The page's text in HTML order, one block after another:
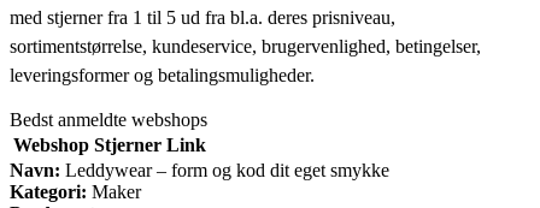
med stjerner fra 1 til 5 ud fra bl.a. deres prisniveau,
sortimentstørrelse, kundeservice, brugervenlighed, betingelser,
leveringsformer og betalingsmuligheder.
Bedst anmeldte webshops
Webshop Stjerner Link
Navn: Leddywear – form og kod dit eget smykke
Kategori: Maker